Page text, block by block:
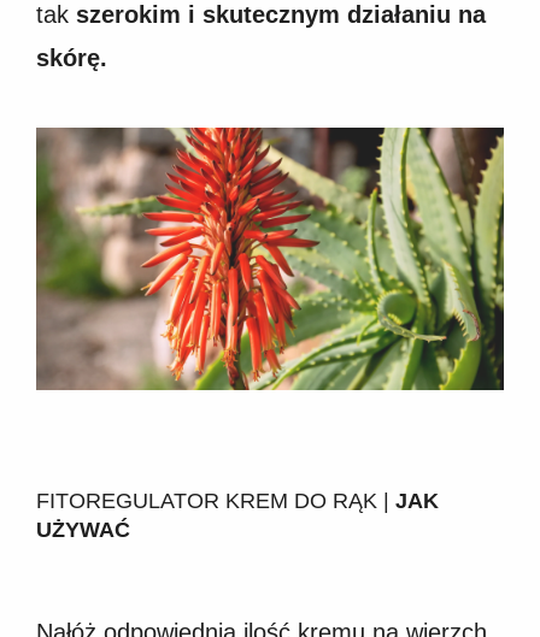
tak szerokim i skutecznym działaniu na
skórę.
FITOREGULATOR KREM DO RĄK | JAK
UŻYWAĆ